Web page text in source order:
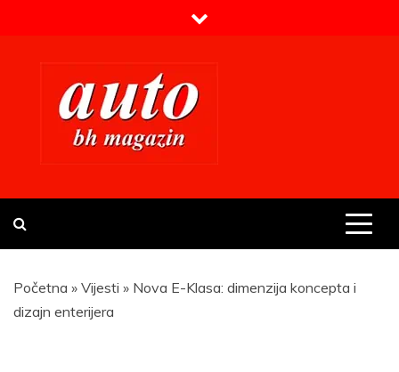
Prvi BH auto magazin
Početna » Vijesti » Nova E-Klasa: dimenzija koncepta i
dizajn enterijera